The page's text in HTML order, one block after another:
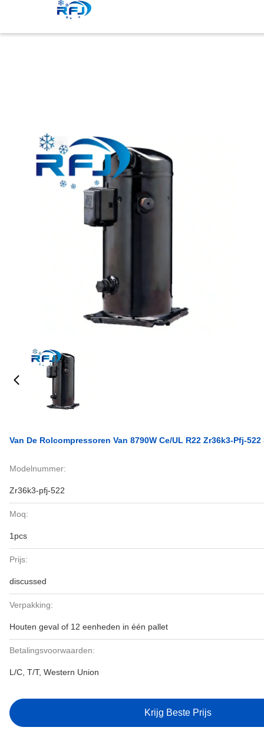
Van De Rolcompressoren Van 8790W Ce/UL R22 Zr36k3-Pfj-522
Modelnummer:
Zr36k3-pfj-522
Moq:
1pcs
Prijs:
discussed
Verpakking:
Houten geval of 12 eenheden in één pallet
Betalingsvoorwaarden:
L/C, T/T, Western Union
Krijg Beste Prijs